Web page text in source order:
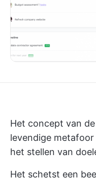
Het concept van
levendige
het stellen van
Het schetst een